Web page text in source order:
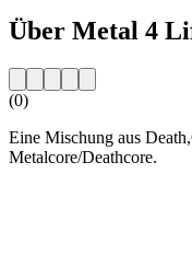
Über Metal 4
(0)
Eine Mischung aus
Metalcore/Deathcore.